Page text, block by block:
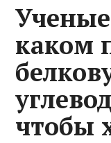
каком
чтобы